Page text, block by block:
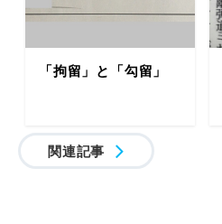
「拘留」と「勾留」
関連記事